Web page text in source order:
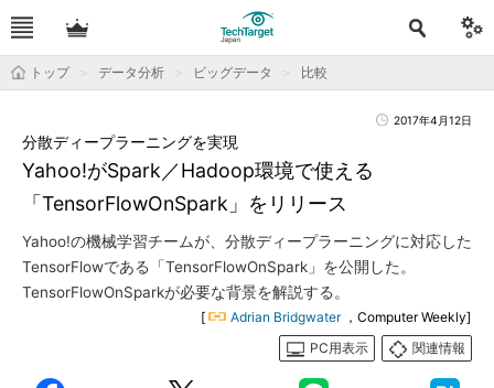
トップ データ分析 ビッグデータ 比較
2017年4月12日
Yahoo!がSpark／Hadoop環境で使える
「TensorFlowOnSpark」をリリース
分散ディープラーニングを実現
Yahoo!の機械学習チームが、分散ディープラーニングに対応した
TensorFlowである「TensorFlowOnSpark」を公開した。
TensorFlowOnSparkが必要な背景を解説する。
[ Adrian Bridgwater ，Computer Weekly]
PC用表示
関連情報